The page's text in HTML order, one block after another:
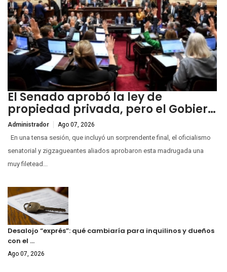
El Senado aprobó la ley de
propiedad privada, pero el Gobier…
Administrador Ago 07, 2026
En una tensa sesión, que incluyó un sorprendente final, el oficialismo
senatorial y zigzagueantes aliados aprobaron esta madrugada una
muy filetead...
Desalojo “exprés”: qué cambiaría para inquilinos y dueños
con el …
Ago 07, 2026